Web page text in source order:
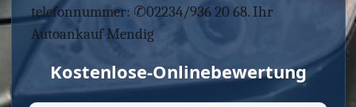
telefonnummer: ✆02234/936 20 68. Ihr
Autoankauf Mendig
Kostenlose-Onlinebewertung